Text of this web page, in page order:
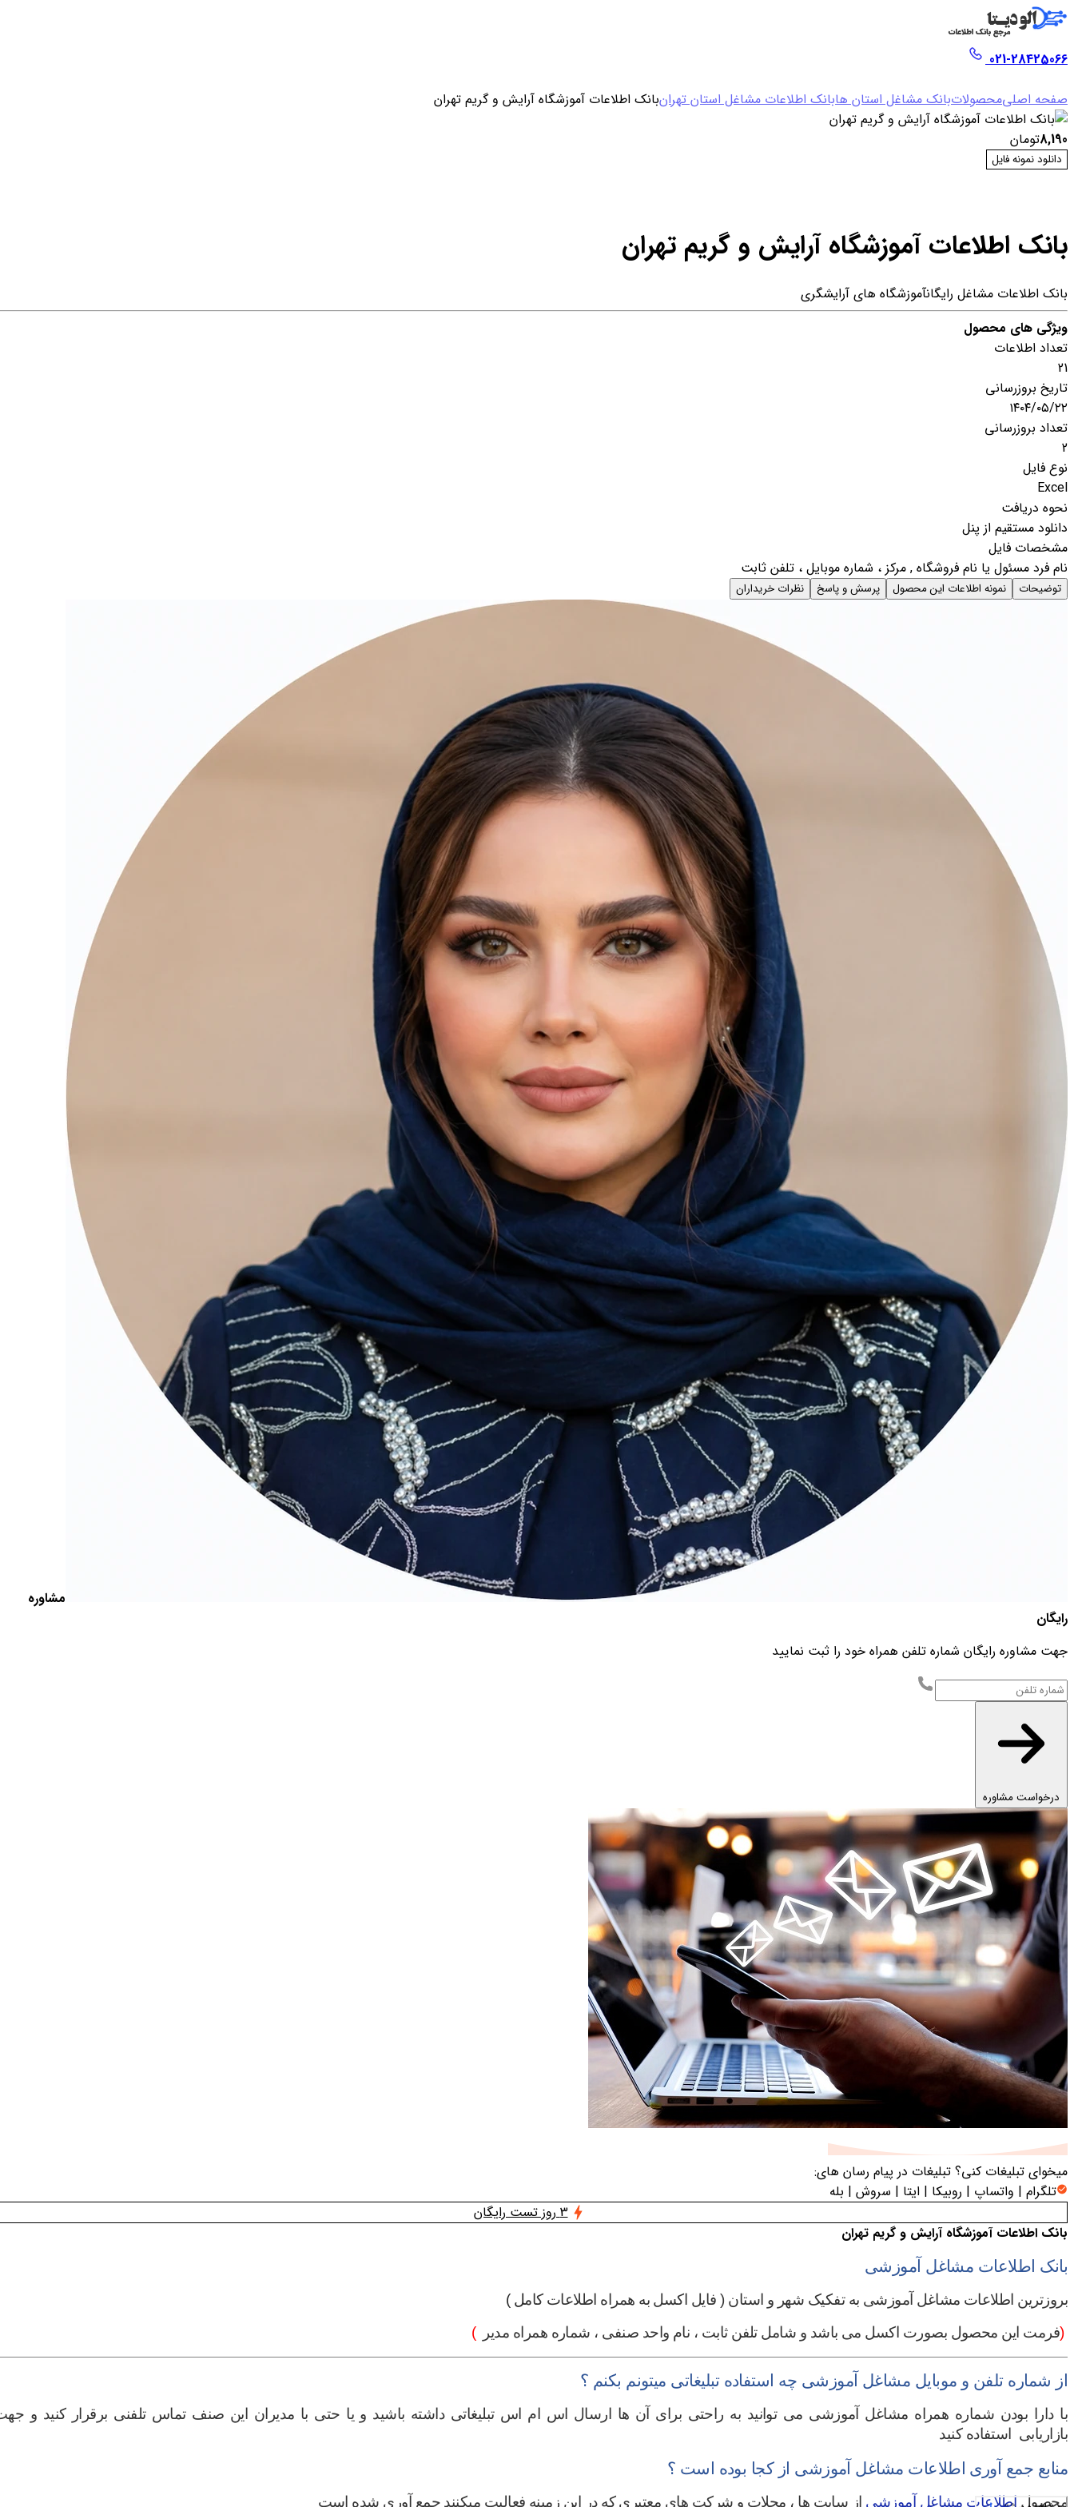
021-28425066
صفحه اصلیمحصولاتبانک مشاغل استان هابانک اطلاعات مشاغل استان تهرانبانک اطلاعات آموزشگاه آرایش و گریم تهران
8,190تومان
دانلود نمونه فایل
بانک اطلاعات آموزشگاه آرایش و گریم تهران
بانک اطلاعات مشاغل رایگانآموزشگاه های آرایشگری
ویژگی های محصول
تعداد اطلاعات
21
تاریخ بروزرسانی
۱۴۰۴/۰۵/۲۲
تعداد بروزرسانی
2
نوع فایل
Excel
نحوه دریافت
دانلود مستقیم از پنل
مشخصات فایل
نام فرد مسئول یا نام فروشگاه , مرکز ، شماره موبایل ، تلفن ثابت
توضیحات نمونه اطلاعات این محصول پرسش و پاسخ نظرات خریداران
مشاوره
رایگان
جهت مشاوره رایگان شماره تلفن همراه خود را ثبت نمایید
درخواست مشاوره
میخوای تبلیغات کنی؟ تبلیغات در پیام رسان های:
تلگرام | واتساپ | روبیکا | ایتا | سروش | بله
3 روز تست رایگان
بانک اطلاعات آموزشگاه آرایش و گریم تهران
بانک اطلاعات مشاغل آموزشی
بروزترین اطلاعات مشاغل آموزشی به تفکیک شهر و استان ( فایل اکسل به همراه اطلاعات کامل )
)فرمت این محصول بصورت اکسل می باشد و شامل تلفن ثابت ، نام واحد صنفی ، شماره همراه مدیر (
از شماره تلفن و موبایل مشاغل آموزشی چه استفاده تبلیغاتی میتونم بکنم ؟
با دارا بودن شماره همراه مشاغل آموزشی می توانید به راحتی برای آن ها ارسال اس ام اس تبلیغاتی داشته باشید و یا حتی با مدیران این صنف تماس تلفنی برقرار کنید و
بازاریابی استفاده کنید
منابع جمع آوری اطلاعات مشاغل آموزشی از کجا بوده است ؟
محصول اطلاعات مشاغل آموزشی از سایت ها ، مجلات و شرکت های معتبری که در این زمینه فعالیت میکنند جمع آوری شده است